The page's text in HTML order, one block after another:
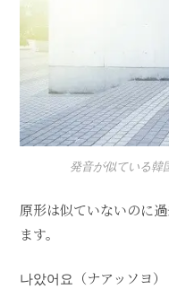
発音が似ている韓
原形は似ていないのに
ます。
나았어요（ナアッソヨ